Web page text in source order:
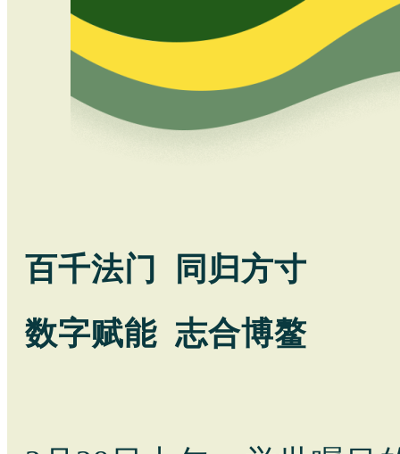
百千法门 同归方寸
数字赋能 志合博鳌